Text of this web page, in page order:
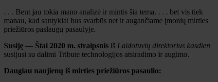
. . . Bent jau tokia mano analizė ir mintis šia tema. . . . bet vis tiek
manau, kad santykiai bus svarbūs net ir augančiame įmonių mirties
priežiūros paslaugų pasaulyje.
Susiję — Štai 2020 m. straipsnis iš Laidotuvių direktorius kasdien
susijusi su dalimi Tribute technologijos atsiradimo ir augimo.
Daugiau naujienų iš mirties priežiūros pasaulio: